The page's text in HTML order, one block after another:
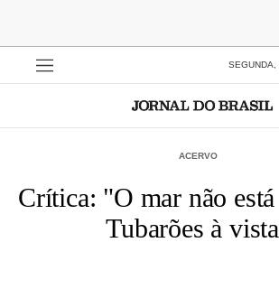
SEGUNDA,
ACERVO
Crítica: "O mar não
Tubarões à